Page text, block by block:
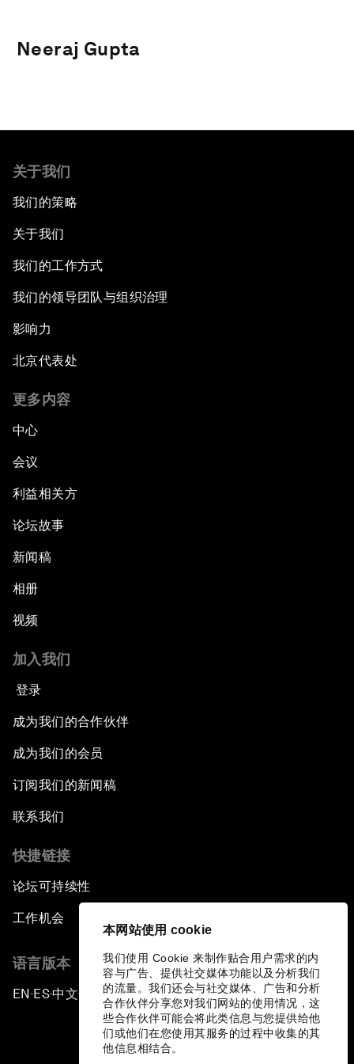
本网站使用 cookie
我们使用 Cookie 来制作贴合用户需求的内
容与广告、提供社交媒体功能以及分析我们
的流量。我们还会与社交媒体、广告和分析
合作伙伴分享您对我们网站的使用情况，这
些合作伙伴可能会将此类信息与您提供给他
们或他们在您使用其服务的过程中收集的其
他信息相结合。
Neeraj Gupta
关于我们
我们的策略
关于我们
我们的工作方式
我们的领导团队与组织治理
影响力
北京代表处
更多内容
中心
会议
利益相关方
论坛故事
新闻稿
相册
视频
加入我们
登录
成为我们的合作伙伴
成为我们的会员
订阅我们的新闻稿
联系我们
快捷链接
论坛可持续性
工作机会
语言版本
EN ▪ES▪中文▪ 日本語